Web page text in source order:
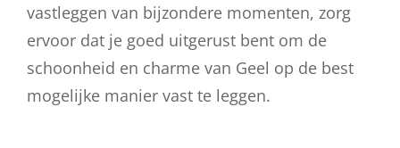
vastleggen van bijzondere momenten, zorg
ervoor dat je goed uitgerust bent om de
schoonheid en charme van Geel op de best
mogelijke manier vast te leggen.